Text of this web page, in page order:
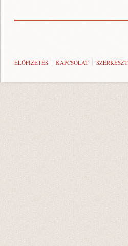
ELŐFIZETÉS KAPCSOLAT